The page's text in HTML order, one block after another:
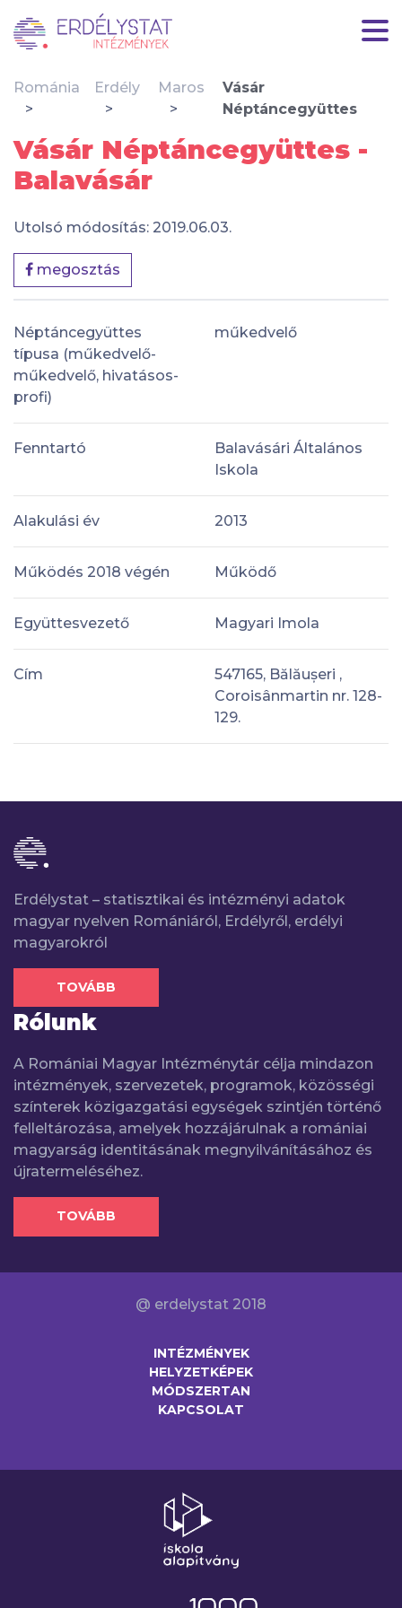
Románia Erdély Maros
Vásár
Néptáncegyüttes
Vásár Néptáncegyüttes -
Balavásár
Utolsó módosítás: 2019.06.03.
megosztás
Néptáncegyüttes
típusa (műkedvelő-
műkedvelő, hivatásos-
profi)
műkedvelő
Fenntartó
Balavásári Általános
Iskola
Alakulási év 2013
Működés 2018 végén Működő
Együttesvezető Magyari Imola
Cím
547165, Bălăușeri ,
Coroisânmartin nr. 128-
129.
Erdélystat – statisztikai és intézményi adatok
magyar nyelven Romániáról, Erdélyről, erdélyi
magyarokról
TOVÁBB
Rólunk
A Romániai Magyar Intézménytár célja mindazon
intézmények, szervezetek, programok, közösségi
színterek közigazgatási egységek szintjén történő
felleltározása, amelyek hozzájárulnak a romániai
magyarság identitásának megnyilvánításához és
újratermeléséhez.
TOVÁBB
@ erdelystat 2018
INTÉZMÉNYEK
HELYZETKÉPEK
MÓDSZERTAN
KAPCSOLAT